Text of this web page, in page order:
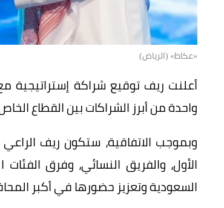
«عكاظ» (الرياض)
واحدة من أبرز الشراكات بين القطاع
وبموجب الاتفاقية، ستكون ريف
الأول، والفريق النسائي، وفرق
السعودية وتعزيز حضورها في أكبر